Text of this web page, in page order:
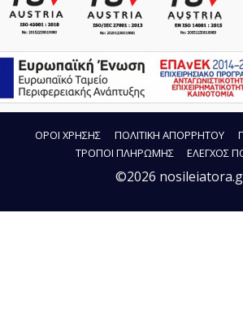
ΟΡΟΙ ΧΡΗΣΗΣ ΠΟΛΙΤΙΚΗ ΑΠΟΡΡΗΤΟΥ
ΤΡΟΠΟΙ ΠΛΗΡΩΜΗΣ
ΕΛΕΓΧΟΣ
©2026